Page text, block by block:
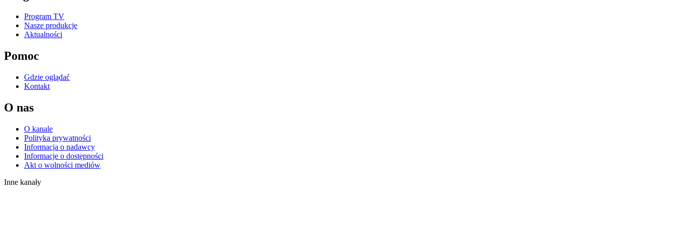
Program TV
Nasze produkcje
Aktualności
Pomoc
Gdzie oglądać
Kontakt
O nas
O kanale
Polityka prywatności
Informacja o nadawcy
Informacje o dostępności
Akt o wolności mediów
Inne kanały